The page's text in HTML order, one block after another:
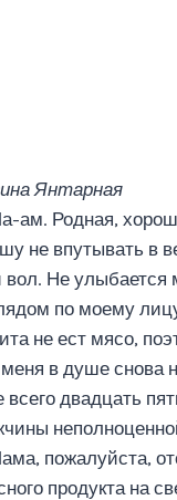
Янтарная
ам. Родная,
не впутывать в
вол. Не улыбается
по моему
не ест мясо,
в душе снова
всего двадцать
пожалуйста,
продукта на